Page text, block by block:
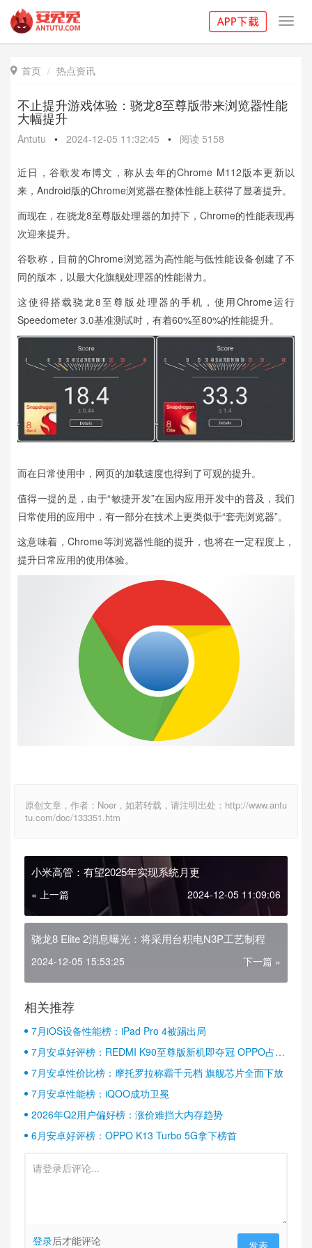
 首页 热点资讯
不止提升游戏体验：骁龙8至尊版带来浏览器性能
大幅提升
Antutu • 2024-12-05 11:32:45 • 阅读 5158
近日，谷歌发布博文，称从去年的Chrome M112版本更新以
来，Android版的Chrome浏览器在整体性能上获得了显著提升。
而现在，在骁龙8至尊版处理器的加持下，Chrome的性能表现再
次迎来提升。
谷歌称，目前的Chrome浏览器为高性能与低性能设备创建了不
同的版本，以最大化旗舰处理器的性能潜力。
这使得搭载骁龙8至尊版处理器的手机，使用Chrome运行
Speedometer 3.0基准测试时，有着60%至80%的性能提升。
而在日常使用中，网页的加载速度也得到了可观的提升。
值得一提的是，由于“敏捷开发”在国内应用开发中的普及，我们
日常使用的应用中，有一部分在技术上更类似于“套壳浏览器”。
这意味着，Chrome等浏览器性能的提升，也将在一定程度上，
提升日常应用的使用体验。
原创文章，作者：Noer，如若转载，请注明出处：http://www.antu
tu.com/doc/133351.htm
小米高管：有望2025年实现系统月更
« 上一篇 2024-12-05 11:09:06
骁龙8 Elite 2消息曝光：将采用台积电N3P工艺制程
2024-12-05 15:53:25 下一篇 »
相关推荐
7月iOS设备性能榜：iPad Pro 4被踢出局
7月安卓好评榜：REDMI K90至尊版新机即夺冠 OPPO占据
半壁江山
7月安卓性价比榜：摩托罗拉称霸千元档 旗舰芯片全面下放
7月安卓性能榜：iQOO成功卫冕
2026年Q2用户偏好榜：涨价难挡大内存趋势
6月安卓好评榜：OPPO K13 Turbo 5G拿下榜首
登录后才能评论